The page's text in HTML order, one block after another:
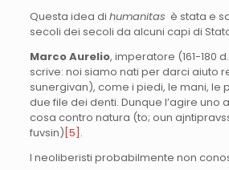
Questa idea di humanitas è stata e
secoli dei secoli da alcuni capi di
Marco Aurelio, imperatore (161-180
scrive: noi siamo nati per darci aiuto
sunergivan), come i piedi, le mani, le
due file dei denti. Dunque l’agire uno
cosa contro natura (to; oun
fuvsin) [5] .
I neoliberisti probabilmente non